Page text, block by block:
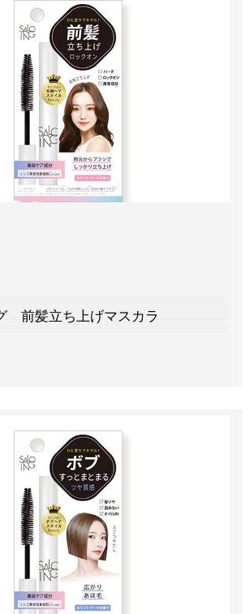
前髪立ち上げマスカラ